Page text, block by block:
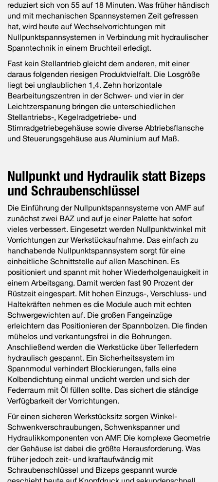
reduziert sich von 55 auf 18 Minuten. Was früher händisch
und mit mechanischen Spannsystemen Zeit gefressen
hat, wird heute auf Wechselvorrichtungen mit
Nullpunktspannsystemen in Verbin­dung mit hydraulischer
Spanntechnik in einem Bruchteil erledigt.
Fast kein Stellantrieb gleicht dem anderen, mit einer
daraus folgen­den riesigen Produktvielfalt. Die Losgröße
liegt bei unglaublichen 1,4. Zehn horizontale
Bearbeitungszentren in der Schwer- und vier in der
Leichtzerspanung bringen die unterschiedlichen
Stellantriebs-, Kegelradgetriebe- und
Stirnradgetriebegehäuse sowie diverse Abtriebsflansche
und Steuerungsgehäuse aus Aluminium auf Maß.
Nullpunkt und Hydraulik statt Bizeps
und Schraubenschlüssel
Die Einführung der Nullpunktspannsysteme von AMF auf
zunächst zwei BAZ und auf je einer Palette hat sofort
vieles verbessert. Eingesetzt werden Nullpunktwinkel mit
Vorrichtungen zur Werk­stückaufnahme. Das einfach zu
handhabende Nullpunktspann­system sorgt für eine
einheitliche Schnittstelle auf allen Maschinen. Es
positioniert und spannt mit hoher Wiederholgenauigkeit in
einem Arbeitsgang. Damit werden fast 90 Prozent der
Rüstzeit eingespart. Mit hohen Einzugs-, Verschluss- und
Haltekräften nehmen es die Module auch mit echten
Schwergewichten auf. Die großen Fangeinzüge
erleichtern das Positionieren der Spannbolzen. Die finden
mühelos und verkantungsfrei in die Bohrungen.
Anschließend werden die Werkstücke über Tellerfedern
hydraulisch gespannt. Ein Sicherheitssystem im
Spannmodul verhindert Blockierungen, falls eine
Kolbendichtung einmal undicht werden und sich der
Federraum mit Öl füllen sollte. Das sichert die ständige
Verfügbarkeit der Vorrichtungen.
Für einen sicheren Werkstücksitz sorgen Winkel-
Schwenkverschrau­bungen, Schwenkspanner und
Hydraulikkomponenten von AMF. Die komplexe Geometrie
der Gehäuse ist dabei die größte Herausforderung. Was
früher jedoch zeit- und kraftaufwändig mit
Schraubenschlüssel und Bizeps gespannt wurde